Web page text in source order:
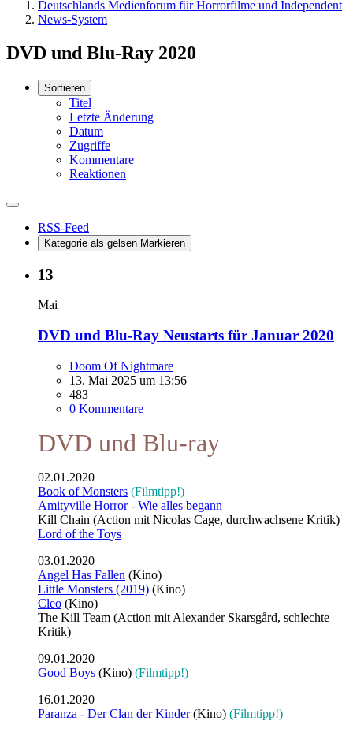
Deutschlands Medienforum für Horrorfilme und Independent
News-System
DVD und Blu-Ray 2020
Sortieren
Titel
Letzte Änderung
Datum
Zugriffe
Kommentare
Reaktionen
RSS-Feed
Kategorie als gelsen Markieren
13
Mai
DVD und Blu-Ray Neustarts für Januar 2020
Doom Of Nightmare
13. Mai 2025 um 13:56
483
0 Kommentare
DVD und Blu-ray
02.01.2020
Book of Monsters (Filmtipp!)
Amityville Horror - Wie alles begann
Kill Chain (Action mit Nicolas Cage, durchwachsene Kritik)
Lord of the Toys
03.01.2020
Angel Has Fallen (Kino)
Little Monsters (2019) (Kino)
Cleo (Kino)
The Kill Team (Action mit Alexander Skarsgård, schlechte
Kritik)
09.01.2020
Good Boys (Kino) (Filmtipp!)
16.01.2020
Paranza - Der Clan der Kinder(Kino) (Filmtipp!)